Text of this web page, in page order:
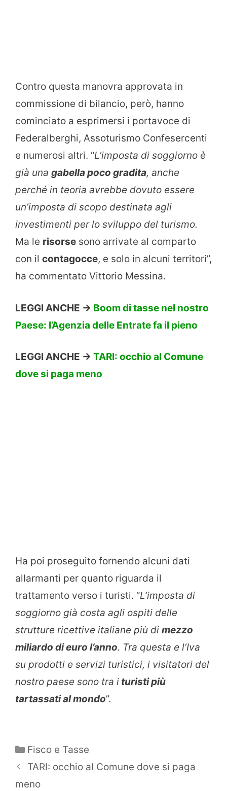
Contro questa manovra approvata in
commissione di bilancio, però, hanno
cominciato a esprimersi i portavoce di
Federalberghi, Assoturismo Confesercenti
e numerosi altri. “L’imposta di soggiorno è
già una gabella poco gradita, anche
perché in teoria avrebbe dovuto essere
un’imposta di scopo destinata agli
investimenti per lo sviluppo del turismo.
Ma le risorse sono arrivate al comparto
con il contagocce, e solo in alcuni territori”,
ha commentato Vittorio Messina.
LEGGI ANCHE -> Boom di tasse nel nostro
Paese: l’Agenzia delle Entrate fa il pieno
LEGGI ANCHE -> TARI: occhio al Comune
dove si paga meno
Ha poi proseguito fornendo alcuni dati
allarmanti per quanto riguarda il
trattamento verso i turisti. “L’imposta di
soggiorno già costa agli ospiti delle
strutture ricettive italiane più di mezzo
miliardo di euro l’anno. Tra questa e l’Iva
su prodotti e servizi turistici, i visitatori del
nostro paese sono tra i turisti più
tartassati al mondo”.
Categorie
Fisco e Tasse
TARI: occhio al Comune dove si paga
meno